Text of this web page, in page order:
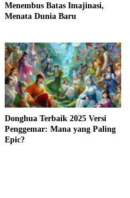
Menembus Batas Imajinasi,
Menata Dunia Baru
Donghua Terbaik 2025 Versi
Penggemar: Mana yang Paling
Epic?